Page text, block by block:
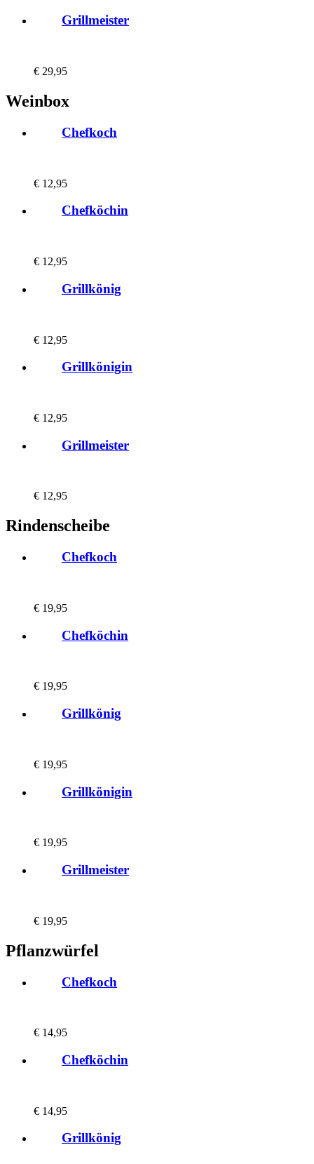
Grillmeister
€ 29,95
Weinbox
Chefkoch
€ 12,95
Chefköchin
€ 12,95
Grillkönig
€ 12,95
Grillkönigin
€ 12,95
Grillmeister
€ 12,95
Rindenscheibe
Chefkoch
€ 19,95
Chefköchin
€ 19,95
Grillkönig
€ 19,95
Grillkönigin
€ 19,95
Grillmeister
€ 19,95
Pflanzwürfel
Chefkoch
€ 14,95
Chefköchin
€ 14,95
Grillkönig